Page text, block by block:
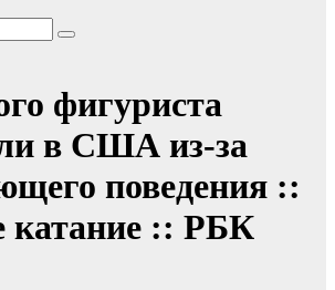
фигуриста
в США из-за
поведения ::
катание :: РБК